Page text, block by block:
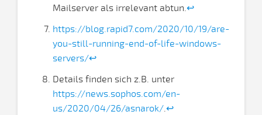
Mailserver als irrelevant abtun.↩
https://blog.rapid7.com/2020/10/19/are-
you-still-running-end-of-life-windows-
servers/↩
Details finden sich z.B. unter
https://news.sophos.com/en-
us/2020/04/26/asnarok/.↩